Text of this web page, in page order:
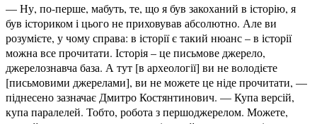
— Ну, по-перше, мабуть, те, що я був закоханий в історію, я
був істориком і цього не приховував абсолютно. Але ви
розумієте, у чому справа: в історії є такий нюанс – в історії
можна все прочитати. Історія – це письмове джерело,
джерелознавча база. А тут [в археології] ви не володієте
[письмовими джерелами], ви не можете це ніде прочитати, —
піднесено зазначає Дмитро Костянтинович. — Купа версій,
купа паралелей. Тобто, робота з першоджерелом. Можете,